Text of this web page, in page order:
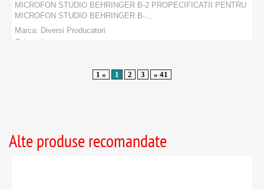
MICROFON STUDIO BEHRINGER B-2 PROPECIFICATII PENTRU
MICROFON STUDIO BEHRINGER B-...
Marca: Diversi Producatori
Categorie:
1 « 1 2 3 » 41
Alte produse recomandate